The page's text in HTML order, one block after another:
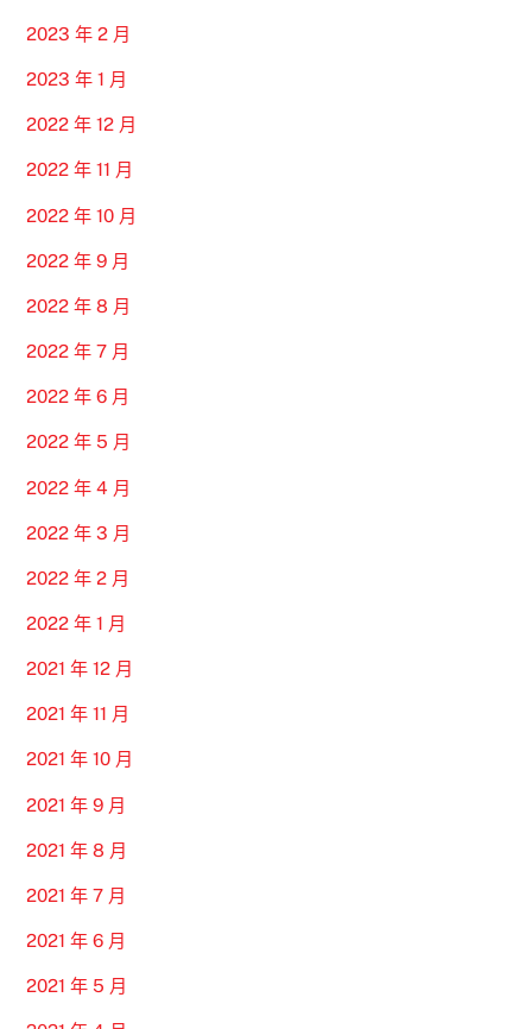
2023 年 2 月
2023 年 1 月
2022 年 12 月
2022 年 11 月
2022 年 10 月
2022 年 9 月
2022 年 8 月
2022 年 7 月
2022 年 6 月
2022 年 5 月
2022 年 4 月
2022 年 3 月
2022 年 2 月
2022 年 1 月
2021 年 12 月
2021 年 11 月
2021 年 10 月
2021 年 9 月
2021 年 8 月
2021 年 7 月
2021 年 6 月
2021 年 5 月